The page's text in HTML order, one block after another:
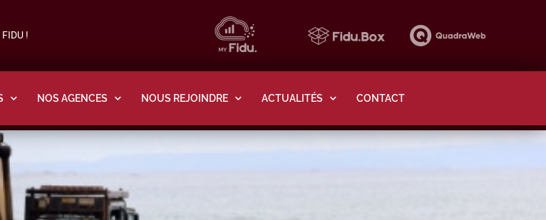
!
NOS AGENCES NOUS REJOINDRE ACTUALITÉS CONTACT